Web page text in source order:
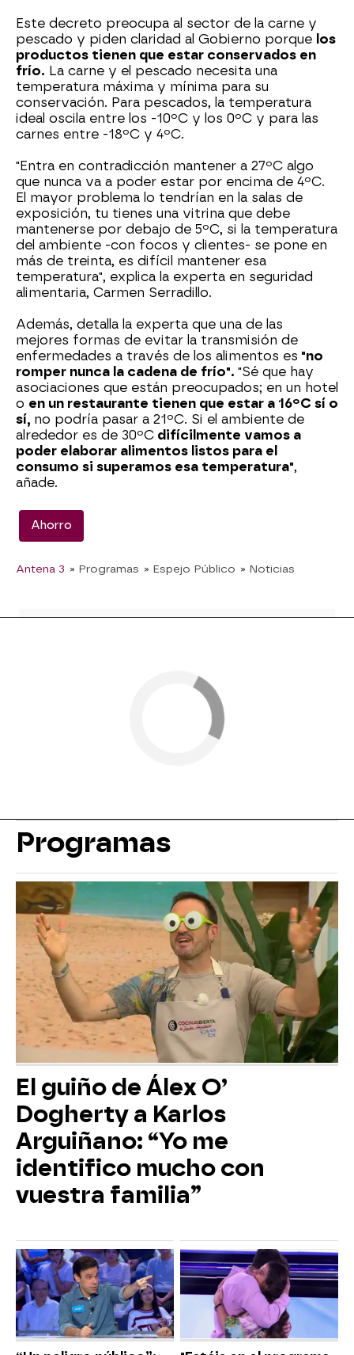
Este decreto preocupa al sector de la carne y
pescado y piden claridad al Gobierno porque los
productos tienen que estar conservados en
frío. La carne y el pescado necesita una
temperatura máxima y mínima para su
conservación. Para pescados, la temperatura
ideal oscila entre los -10ºC y los 0ºC y para las
carnes entre -18ºC y 4ºC.
"Entra en contradicción mantener a 27ºC algo
que nunca va a poder estar por encima de 4ºC.
El mayor problema lo tendrían en la salas de
exposición, tu tienes una vitrina que debe
mantenerse por debajo de 5ºC, si la temperatura
del ambiente -con focos y clientes- se pone en
más de treinta, es difícil mantener esa
temperatura", explica la experta en seguridad
alimentaria, Carmen Serradillo.
Además, detalla la experta que una de las
mejores formas de evitar la transmisión de
enfermedades a través de los alimentos es "no
romper nunca la cadena de frío". "Sé que hay
asociaciones que están preocupados; en un hotel
o en un restaurante tienen que estar a 16ºC sí o
sí, no podría pasar a 21ºC. Si el ambiente de
alrededor es de 30ºC difícilmente vamos a
poder elaborar alimentos listos para el
consumo si superamos esa temperatura",
añade.
Ahorro
Antena 3 » Programas » Espejo Público » Noticias
Programas
El guiño de Álex O’
Dogherty a Karlos
Arguiñano: “Yo me
identifico mucho con
vuestra familia”